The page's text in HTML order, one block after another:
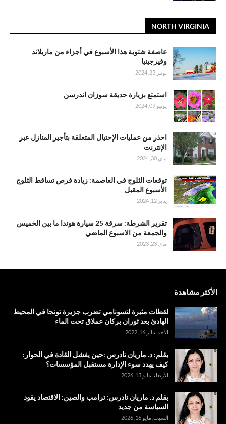
NORTH VIRGINIA
عاصفة شتوية هذا الأسبوع في أجزاء من ماريلاند
وفيرجينيا
نونبر 23, 2024
استمتع بزيارة حديقة سوزان اندرسن
يونيو 09, 2024
احذر من عمليات الإحتيال المتعلقة بتأجير المنازل عبر
الإنترنت
ماي 30, 2024
توقعات الثلوج في العاصمة: زيادة فرص تساقط الثلوج
الأسبوع المقبل
يناير 12, 2024
تقرير الشرطة: سرقة 25 سيارة هوندا ما بين الخميس
والجمعة من الاسبوع الماضي
ماي 23, 2023
الأكثر مشاهدة
لقطات مثيرة لتسونامي تضرب جزيرة تونجا في المحيط
الهادئ بعد ثوران بركان عملاق تحت الماء
الأحد, يناير 16, 2022
بقلم: د. ماريان تادرس :حين يفشل القادة في الحوار:
كيف يهدد سوء الإدارة مستقبل المؤسسات؟
الأربعاء, مايو 13, 2026
بقلم د. ماريان تادرس: ترامب والصين: الاقتصاد يقود
السياسة من جديد
السبت, مايو 16, 2026